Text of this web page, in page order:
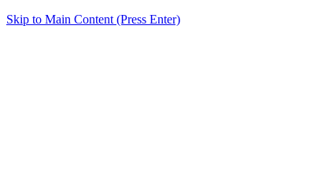
Skip to Main Content (Press Enter)